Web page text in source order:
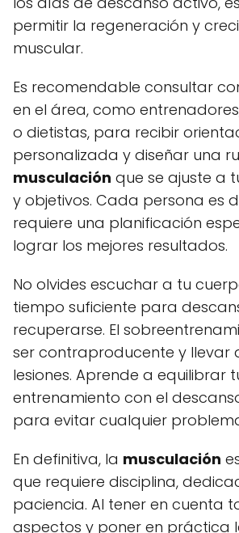
permitir la regeneración y
muscular.
Es recomendable consultar
en el área, como
o dietistas, para recibir
personalizada y diseñar una
musculación que se ajuste a
y objetivos. Cada persona es
requiere una planificación
lograr los mejores resultados.
No olvides escuchar a tu
tiempo suficiente para
recuperarse. El
ser contraproducente y llevar
lesiones. Aprende a equilibrar
entrenamiento con el
para evitar cualquier
En definitiva, la musculación
que requiere disciplina,
paciencia. Al tener en cuenta
aspectos y poner en práctica